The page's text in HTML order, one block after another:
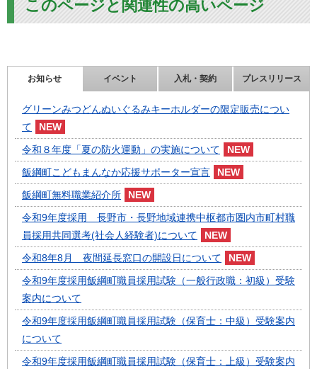
このページと関連性の高いページ
お知らせ イベント 入札・契約 プレスリリース
グリーンみつどんぬいぐるみキーホルダーの限定販売につい
て
令和８年度「夏の防火運動」の実施について
飯綱町こどもまんなか応援サポーター宣言
飯綱町無料職業紹介所
令和9年度採用 長野市・長野地域連携中枢都市圏内市町村職
員採用共同選考(社会人経験者)について
令和8年8月 夜間延長窓口の開設日について
令和9年度採用飯綱町職員採用試験（一般行政職：初級）受験
案内について
令和9年度採用飯綱町職員採用試験（保育士：中級）受験案内
について
令和9年度採用飯綱町職員採用試験（保育士：上級）受験案内